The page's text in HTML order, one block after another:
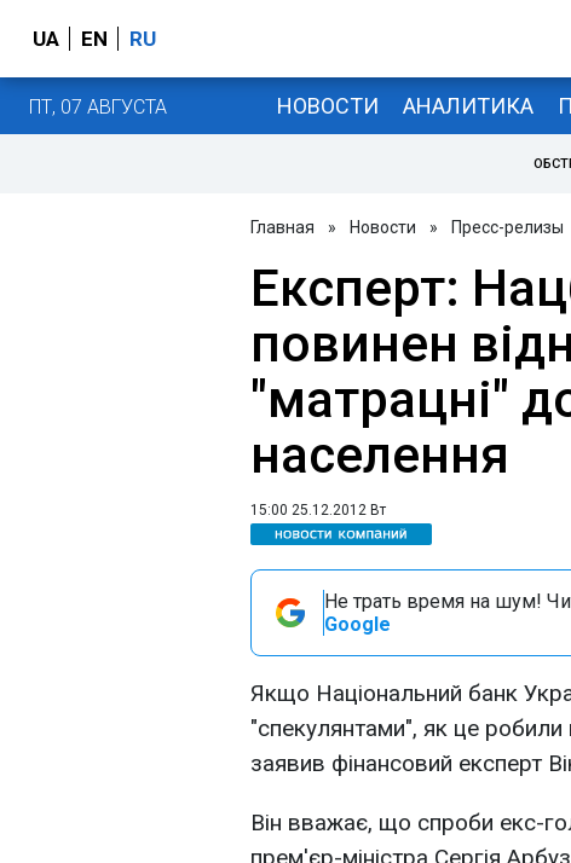
UA EN RU
ПТ, 07 АВГУСТА НОВОСТИ АНАЛИТИКА
Главная » Новости » Пресс-релизы
Експерт:
повинен
"матрацні"
населення
15:00 25.12.2012 Вт
Не трать время на шум!
Google
Якщо Національний банк
"спекулянтами", як це
заявив фінансовий експерт
Він вважає, що спроби екс-